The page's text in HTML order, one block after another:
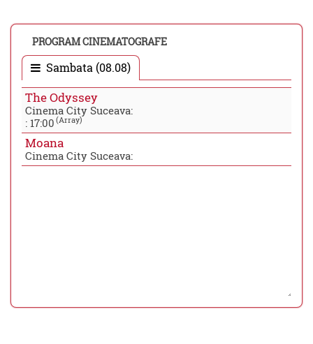
PROGRAM CINEMATOGRAFE
Sambata (08.08)
The Odyssey
Cinema City Suceava:
: 17:00 (Array)
Moana
Cinema City Suceava: